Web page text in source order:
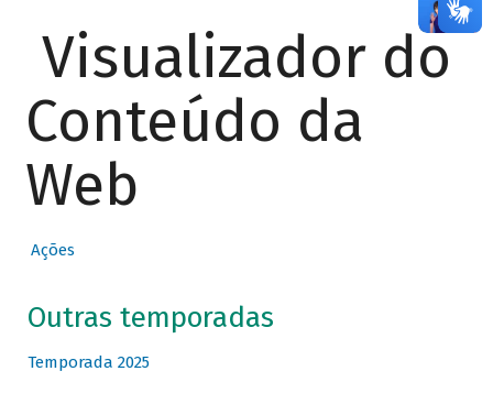
Visualizador do
Conteúdo da
Web
Ações
Outras temporadas
Temporada 2025